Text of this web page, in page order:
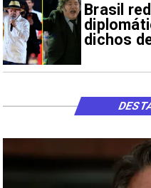
Brasil
dichos